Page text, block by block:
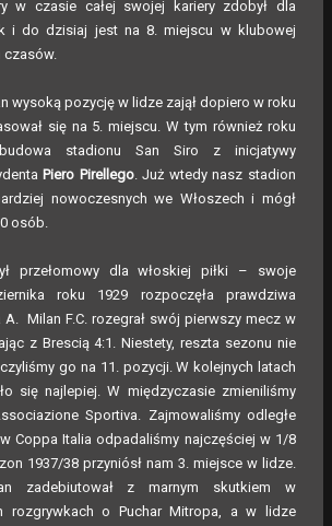
w czasie całej swojej kariery zdobył dla
i do dzisiaj jest na 8. miejscu w klubowej
czasów.
wysoką pozycję w lidze zajął dopiero w roku
się na 5. miejscu. W tym również roku
stadionu San Siro z inicjatywy
Piero Pirellego. Już wtedy nasz stadion
nowoczesnych we Włoszech i mógł
osób.
przełomowy dla włoskiej piłki – swoje
roku 1929 rozpoczęła prawdziwa
A. Milan F.C. rozegrał swój pierwszy mecz w
z Brescią 4:1. Niestety, reszta sezonu nie
go na 11. pozycji. W kolejnych latach
się najlepiej. W międzyczasie zmieniliśmy
Sportiva. Zajmowaliśmy odległe
Coppa Italia odpadaliśmy najczęściej w 1/8
1937/38 przyniósł nam 3. miejsce w lidze.
zadebiutował z marnym skutkiem w
rozgrywkach o Puchar Mitropa, a w lidze